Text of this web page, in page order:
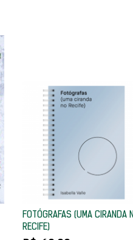
FOTÓGRAFAS (UMA CIRANDA
RECIFE)